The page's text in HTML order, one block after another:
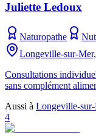
Juliette Ledoux
Naturopathe
Longeville-sur-
Consultations
sans complément
Aussi à Longeville-
4